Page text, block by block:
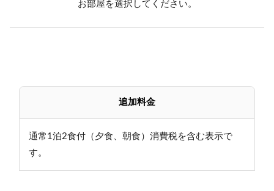
お部屋を選択してください。
追加料金
通常1泊2食付（夕食、朝食）消費税を含む表示で
す。